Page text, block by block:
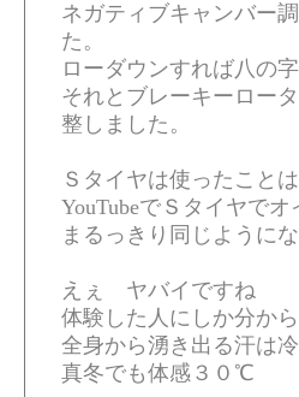
ネガティブキャンバー
た。
ローダウンすれば八の
それとブレーキーロー
整しました。
Ｓタイヤは使ったこと
YouTubeでＳタイヤで
まるっきり同じように
えぇ ヤバイですね
体験した人にしか分か
全身から湧き出る汗は
真冬でも体感３０℃